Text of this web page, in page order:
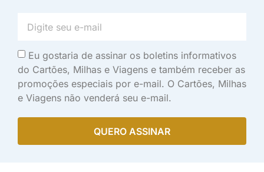
Eu gostaria de assinar os boletins informativos
do Cartões, Milhas e Viagens e também receber as
promoções especiais por e-mail. O Cartões, Milhas
e Viagens não venderá seu e-mail.
QUERO ASSINAR